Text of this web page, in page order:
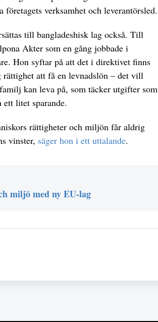
verksamhet och leverantörsled.
till bangladeshisk lag också. Till
Akter som en gång jobbade i
Hon syftar på att det i direktivet finns
rättighet att få en levnadslön – det vill
kan leva på, som täcker utgifter som
litet sparande.
rättigheter och miljön får aldrig
vinster, säger hon i ett uttalande.
miljö med ny EU-lag